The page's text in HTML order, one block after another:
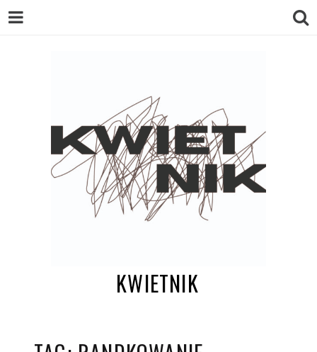
KWIETNIK